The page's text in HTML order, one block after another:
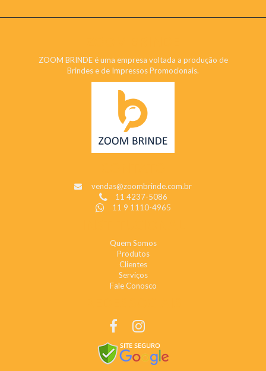
ZOOM BRINDE é uma empresa voltada a produção de
Brindes e de Impressos Promocionais.
vendas@zoombrinde.com.br
11 4237-5086
11 9 1110-4965
Quem Somos
Produtos
Clientes
Serviços
Fale Conosco